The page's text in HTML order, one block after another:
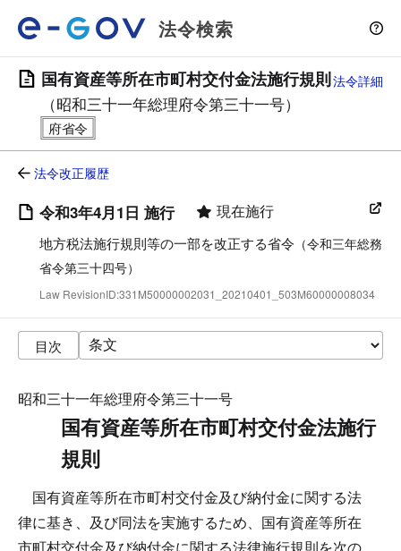
法令検索
国有資産等所在市町村交付金法施行規則
（昭和三十一年総理府令第三十一号）
法令詳細
法令改正履歴
令和3年4月1日 施行 現在施行
地方税法施行規則等の一部を改正する省令 （令和三年総務
省令第三十四号）
Law RevisionID:331M50000002031_20210401_503M60000008034
目次
昭和三十一年総理府令第三十一号
国有資産等所在市町村交付金法施行
規則
国有資産等所在市町村交付金及び納付金に関する法
律に基き、及び同法を実施するため、国有資産等所在